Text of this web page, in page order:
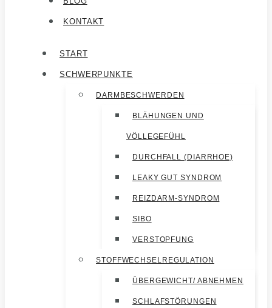
KONTAKT
START
SCHWERPUNKTE
DARMBESCHWERDEN
BLÄHUNGEN UND
VÖLLEGEFÜHL
DURCHFALL (DIARRHOE)
LEAKY GUT SYNDROM
REIZDARM-SYNDROM
SIBO
VERSTOPFUNG
STOFFWECHSELREGULATION
ÜBERGEWICHT/ ABNEHMEN
SCHLAFSTÖRUNGEN